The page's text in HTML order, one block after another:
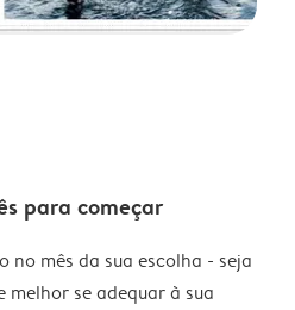
para começar
no mês da sua escolha - seja
melhor se adequar à sua